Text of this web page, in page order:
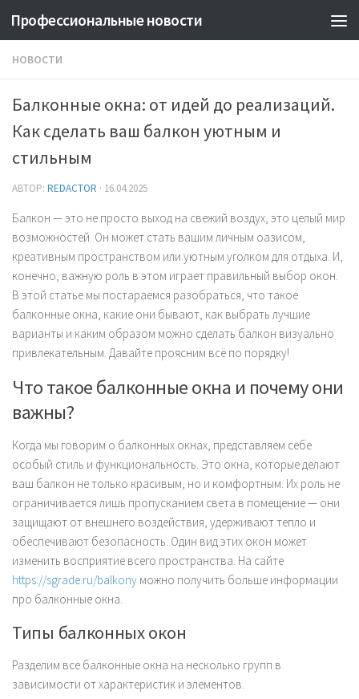
Профессиональные новости
НОВОСТИ
Балконные окна: от идей до реализаций.
Как сделать ваш балкон уютным и
стильным
АВТОР: REDACTOR · 16.04.2025
Балкон — это не просто выход на свежий воздух, это целый мир
возможностей. Он может стать вашим личным оазисом,
креативным пространством или уютным уголком для отдыха. И,
конечно, важную роль в этом играет правильный выбор окон.
В этой статье мы постараемся разобраться, что такое
балконные окна, какие они бывают, как выбрать лучшие
варианты и каким образом можно сделать балкон визуально
привлекательным. Давайте проясним всё по порядку!
Что такое балконные окна и почему они
важны?
Когда мы говорим о балконных окнах, представляем себе
особый стиль и функциональность. Это окна, которые делают
ваш балкон не только красивым, но и комфортным. Их роль не
ограничивается лишь пропусканием света в помещение — они
защищают от внешнего воздействия, удерживают тепло и
обеспечивают безопасность. Один вид этих окон может
изменить восприятие всего пространства. На сайте
https://sgrade.ru/balkony можно получить больше информации
про балконные окна.
Типы балконных окон
Разделим все балконные окна на несколько групп в
зависимости от характеристик и элементов.